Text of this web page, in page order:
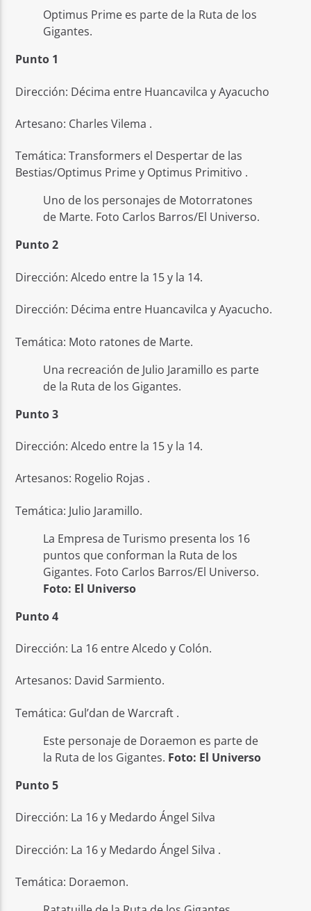
Optimus Prime es parte de la Ruta de los
Gigantes.
Punto 1
Dirección: Décima entre Huancavilca y Ayacucho
Artesano: Charles Vilema .
Temática: Transformers el Despertar de las
Bestias/Optimus Prime y Optimus Primitivo .
Uno de los personajes de Motorratones
de Marte. Foto Carlos Barros/El Universo.
Punto 2
Dirección: Alcedo entre la 15 y la 14.
Dirección: Décima entre Huancavilca y Ayacucho.
Temática: Moto ratones de Marte.
Una recreación de Julio Jaramillo es parte
de la Ruta de los Gigantes.
Punto 3
Dirección: Alcedo entre la 15 y la 14.
Artesanos: Rogelio Rojas .
Temática: Julio Jaramillo.
La Empresa de Turismo presenta los 16
puntos que conforman la Ruta de los
Gigantes. Foto Carlos Barros/El Universo.
Foto: El Universo
Punto 4
Dirección: La 16 entre Alcedo y Colón.
Artesanos: David Sarmiento.
Temática: Gul’dan de Warcraft .
Este personaje de Doraemon es parte de
la Ruta de los Gigantes. Foto: El Universo
Punto 5
Dirección: La 16 y Medardo Ángel Silva
Dirección: La 16 y Medardo Ángel Silva .
Temática: Doraemon.